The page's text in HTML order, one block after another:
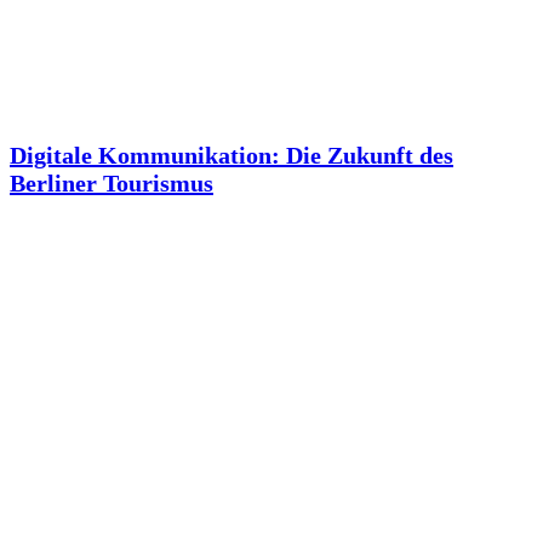
Digitale Kommunikation: Die Zukunft des
Berliner Tourismus